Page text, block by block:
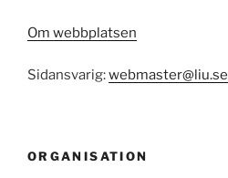
Om webbplatsen
Sidansvarig:webmaster@liu.se
ORGANISATION